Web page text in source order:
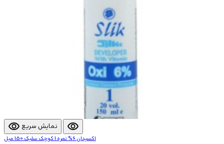
visibility نمایش سریع visibility
اکسیدان 6% نمره 1 کوچک سلیک 150 میل